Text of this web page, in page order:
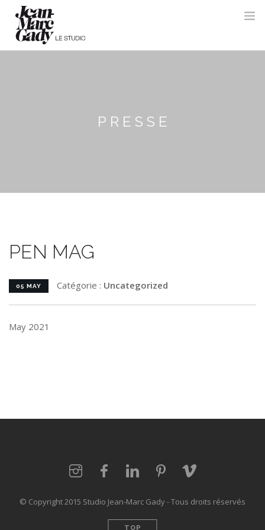
PRESSE
PEN MAG
05 MAY Catégorie : Uncategorized
May 2021
© Copyright 2015 Studio Jean-Marc Gady - Tous droits réservés
TOP